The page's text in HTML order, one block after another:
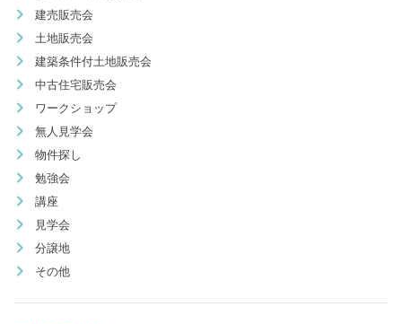
建売販売会
土地販売会
建築条件付土地販売会
中古住宅販売会
ワークショップ
無人見学会
物件探し
勉強会
講座
見学会
分譲地
その他